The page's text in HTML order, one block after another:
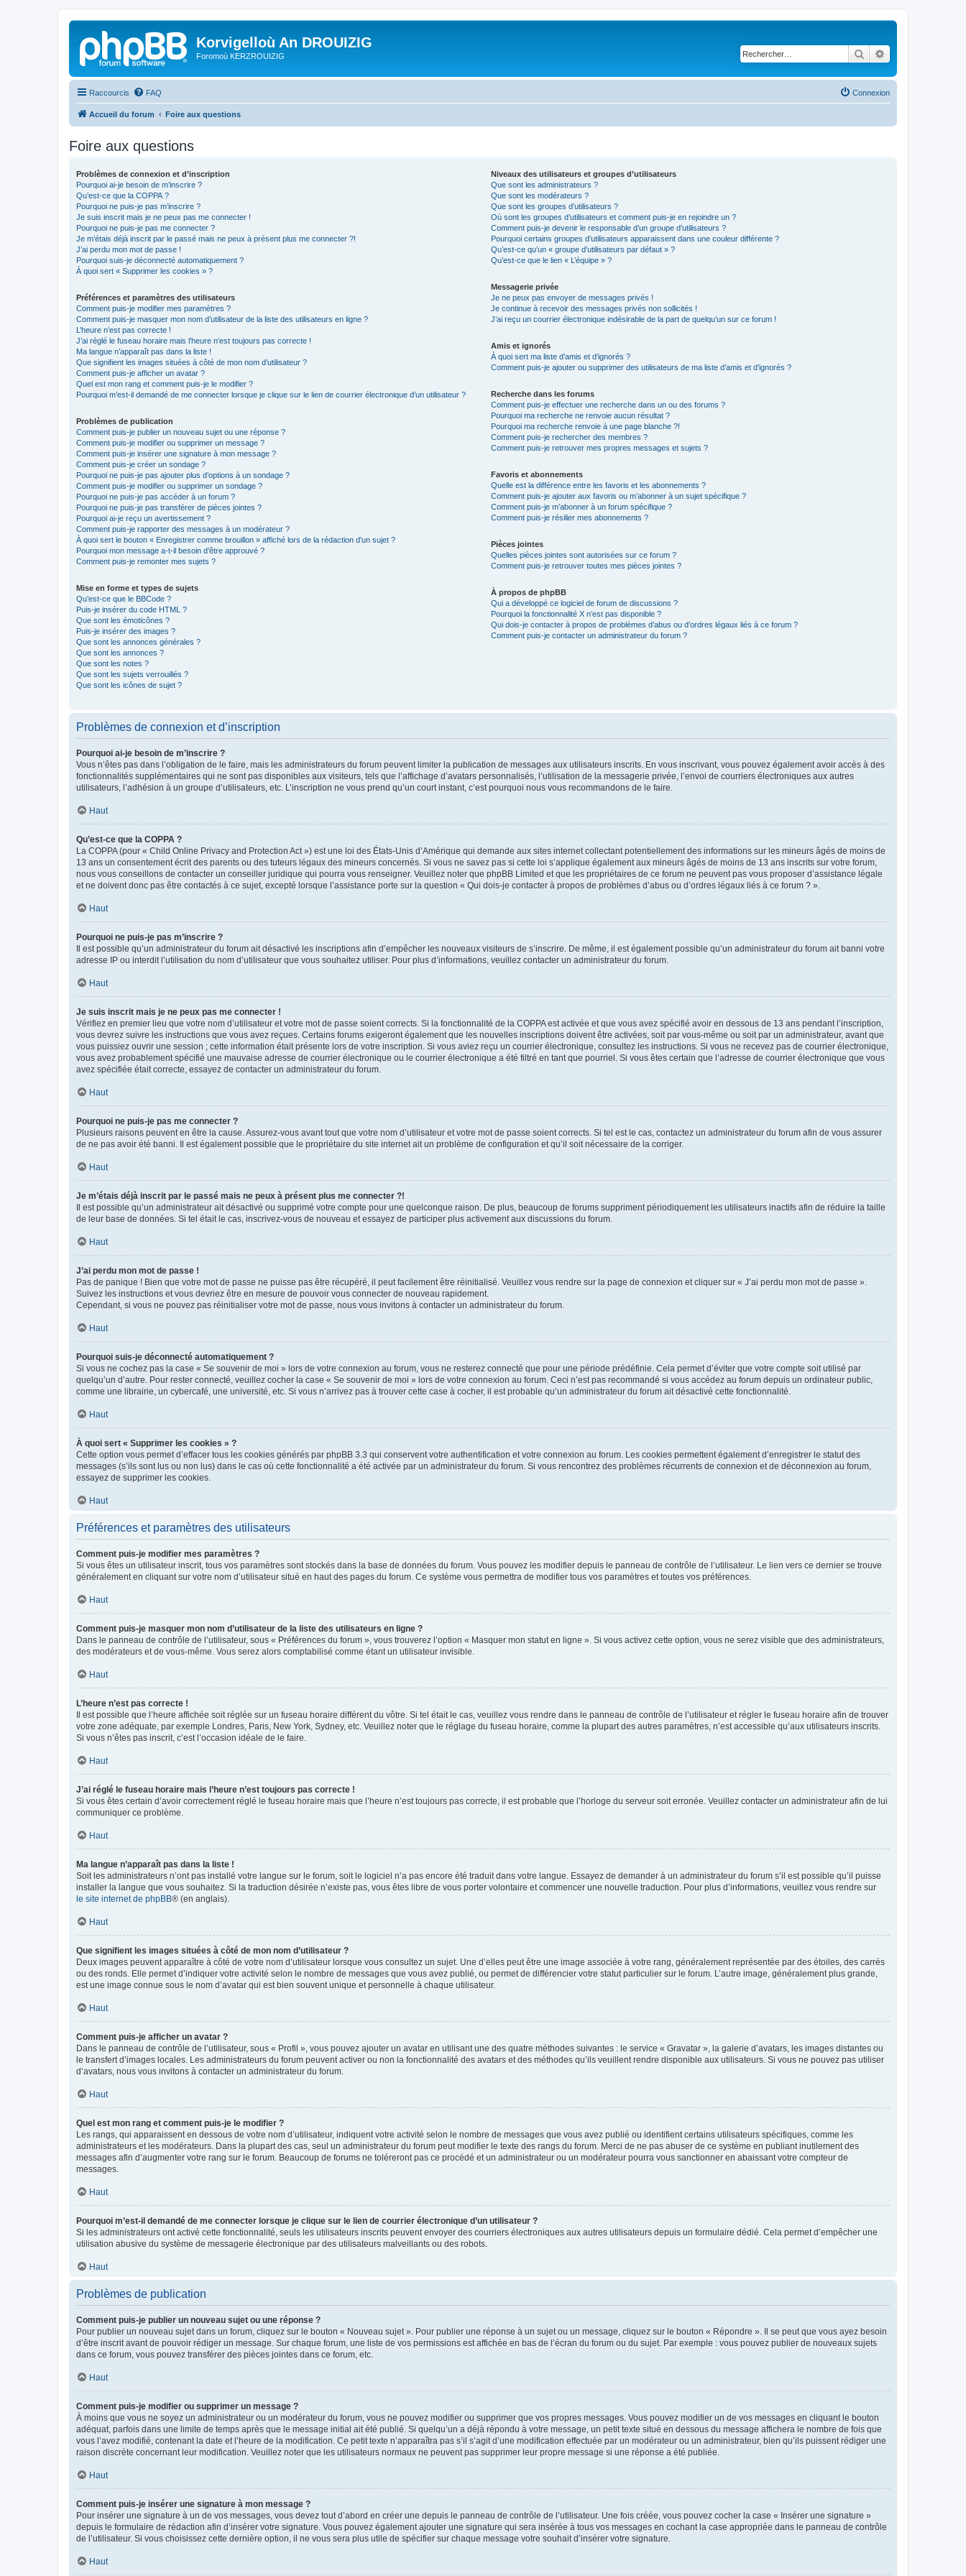
Korvigelloù An DROUIZIG
Foromoù KERZROUIZIG Rechercher
Raccourcis FAQ Connexion
Accueil du forum Foire aux questions
Foire aux questions
Problèmes de connexion et d’inscription
Pourquoi ai-je besoin de m’inscrire ?
Qu’est-ce que la COPPA ?
Pourquoi ne puis-je pas m’inscrire ?
Je suis inscrit mais je ne peux pas me connecter !
Pourquoi ne puis-je pas me connecter ?
Je m’étais déjà inscrit par le passé mais ne peux à présent plus me connecter ?!
J’ai perdu mon mot de passe !
Pourquoi suis-je déconnecté automatiquement ?
À quoi sert « Supprimer les cookies » ?
Préférences et paramètres des utilisateurs
Comment puis-je modifier mes paramètres ?
Comment puis-je masquer mon nom d’utilisateur de la liste des utilisateurs en ligne ?
L’heure n’est pas correcte !
J’ai réglé le fuseau horaire mais l’heure n’est toujours pas correcte !
Ma langue n’apparaît pas dans la liste !
Que signifient les images situées à côté de mon nom d’utilisateur ?
Comment puis-je afficher un avatar ?
Quel est mon rang et comment puis-je le modifier ?
Pourquoi m’est-il demandé de me connecter lorsque je clique sur le lien de courrier électronique d’un utilisateur ?
Problèmes de publication
Comment puis-je publier un nouveau sujet ou une réponse ?
Comment puis-je modifier ou supprimer un message ?
Comment puis-je insérer une signature à mon message ?
Comment puis-je créer un sondage ?
Pourquoi ne puis-je pas ajouter plus d’options à un sondage ?
Comment puis-je modifier ou supprimer un sondage ?
Pourquoi ne puis-je pas accéder à un forum ?
Pourquoi ne puis-je pas transférer de pièces jointes ?
Pourquoi ai-je reçu un avertissement ?
Comment puis-je rapporter des messages à un modérateur ?
À quoi sert le bouton « Enregistrer comme brouillon » affiché lors de la rédaction d’un sujet ?
Pourquoi mon message a-t-il besoin d’être approuvé ?
Comment puis-je remonter mes sujets ?
Mise en forme et types de sujets
Qu’est-ce que le BBCode ?
Puis-je insérer du code HTML ?
Que sont les émoticônes ?
Puis-je insérer des images ?
Que sont les annonces générales ?
Que sont les annonces ?
Que sont les notes ?
Que sont les sujets verrouillés ?
Que sont les icônes de sujet ?
Niveaux des utilisateurs et groupes d’utilisateurs
Que sont les administrateurs ?
Que sont les modérateurs ?
Que sont les groupes d’utilisateurs ?
Où sont les groupes d’utilisateurs et comment puis-je en rejoindre un ?
Comment puis-je devenir le responsable d’un groupe d’utilisateurs ?
Pourquoi certains groupes d’utilisateurs apparaissent dans une couleur différente ?
Qu’est-ce qu’un « groupe d’utilisateurs par défaut » ?
Qu’est-ce que le lien « L’équipe » ?
Messagerie privée
Je ne peux pas envoyer de messages privés !
Je continue à recevoir des messages privés non sollicités !
J’ai reçu un courrier électronique indésirable de la part de quelqu’un sur ce forum !
Amis et ignorés
À quoi sert ma liste d’amis et d’ignorés ?
Comment puis-je ajouter ou supprimer des utilisateurs de ma liste d’amis et d’ignorés ?
Recherche dans les forums
Comment puis-je effectuer une recherche dans un ou des forums ?
Pourquoi ma recherche ne renvoie aucun résultat ?
Pourquoi ma recherche renvoie à une page blanche ?!
Comment puis-je rechercher des membres ?
Comment puis-je retrouver mes propres messages et sujets ?
Favoris et abonnements
Quelle est la différence entre les favoris et les abonnements ?
Comment puis-je ajouter aux favoris ou m’abonner à un sujet spécifique ?
Comment puis-je m’abonner à un forum spécifique ?
Comment puis-je résilier mes abonnements ?
Pièces jointes
Quelles pièces jointes sont autorisées sur ce forum ?
Comment puis-je retrouver toutes mes pièces jointes ?
À propos de phpBB
Qui a développé ce logiciel de forum de discussions ?
Pourquoi la fonctionnalité X n’est pas disponible ?
Qui dois-je contacter à propos de problèmes d’abus ou d’ordres légaux liés à ce forum ?
Comment puis-je contacter un administrateur du forum ?
Problèmes de connexion et d’inscription
Pourquoi ai-je besoin de m’inscrire ?
Vous n’êtes pas dans l’obligation de le faire, mais les administrateurs du forum peuvent limiter la publication de messages aux utilisateurs inscrits. En vous inscrivant, vous pouvez également avoir accès à des
fonctionnalités supplémentaires qui ne sont pas disponibles aux visiteurs, tels que l’affichage d’avatars personnalisés, l’utilisation de la messagerie privée, l’envoi de courriers électroniques aux autres
utilisateurs, l’adhésion à un groupe d’utilisateurs, etc. L’inscription ne vous prend qu’un court instant, c’est pourquoi nous vous recommandons de le faire.
Haut
Qu’est-ce que la COPPA ?
La COPPA (pour « Child Online Privacy and Protection Act ») est une loi des États-Unis d’Amérique qui demande aux sites internet collectant potentiellement des informations sur les mineurs âgés de moins de
13 ans un consentement écrit des parents ou des tuteurs légaux des mineurs concernés. Si vous ne savez pas si cette loi s’applique également aux mineurs âgés de moins de 13 ans inscrits sur votre forum,
nous vous conseillons de contacter un conseiller juridique qui pourra vous renseigner. Veuillez noter que phpBB Limited et que les propriétaires de ce forum ne peuvent pas vous proposer d’assistance légale
et ne doivent donc pas être contactés à ce sujet, excepté lorsque l’assistance porte sur la question « Qui dois-je contacter à propos de problèmes d’abus ou d’ordres légaux liés à ce forum ? ».
Haut
Pourquoi ne puis-je pas m’inscrire ?
Il est possible qu’un administrateur du forum ait désactivé les inscriptions afin d’empêcher les nouveaux visiteurs de s’inscrire. De même, il est également possible qu’un administrateur du forum ait banni votre
adresse IP ou interdit l’utilisation du nom d’utilisateur que vous souhaitez utiliser. Pour plus d’informations, veuillez contacter un administrateur du forum.
Haut
Je suis inscrit mais je ne peux pas me connecter !
Vérifiez en premier lieu que votre nom d’utilisateur et votre mot de passe soient corrects. Si la fonctionnalité de la COPPA est activée et que vous avez spécifié avoir en dessous de 13 ans pendant l’inscription,
vous devrez suivre les instructions que vous avez reçues. Certains forums exigeront également que les nouvelles inscriptions doivent être activées, soit par vous-même ou soit par un administrateur, avant que
vous puissiez ouvrir une session ; cette information était présente lors de votre inscription. Si vous aviez reçu un courrier électronique, consultez les instructions. Si vous ne recevez pas de courrier électronique,
vous avez probablement spécifié une mauvaise adresse de courrier électronique ou le courrier électronique a été filtré en tant que pourriel. Si vous êtes certain que l’adresse de courrier électronique que vous
avez spécifiée était correcte, essayez de contacter un administrateur du forum.
Haut
Pourquoi ne puis-je pas me connecter ?
Plusieurs raisons peuvent en être la cause. Assurez-vous avant tout que votre nom d’utilisateur et votre mot de passe soient corrects. Si tel est le cas, contactez un administrateur du forum afin de vous assurer
de ne pas avoir été banni. Il est également possible que le propriétaire du site internet ait un problème de configuration et qu’il soit nécessaire de la corriger.
Haut
Je m’étais déjà inscrit par le passé mais ne peux à présent plus me connecter ?!
Il est possible qu’un administrateur ait désactivé ou supprimé votre compte pour une quelconque raison. De plus, beaucoup de forums suppriment périodiquement les utilisateurs inactifs afin de réduire la taille
de leur base de données. Si tel était le cas, inscrivez-vous de nouveau et essayez de participer plus activement aux discussions du forum.
Haut
J’ai perdu mon mot de passe !
Pas de panique ! Bien que votre mot de passe ne puisse pas être récupéré, il peut facilement être réinitialisé. Veuillez vous rendre sur la page de connexion et cliquer sur « J’ai perdu mon mot de passe ».
Suivez les instructions et vous devriez être en mesure de pouvoir vous connecter de nouveau rapidement.
Cependant, si vous ne pouvez pas réinitialiser votre mot de passe, nous vous invitons à contacter un administrateur du forum.
Haut
Pourquoi suis-je déconnecté automatiquement ?
Si vous ne cochez pas la case « Se souvenir de moi » lors de votre connexion au forum, vous ne resterez connecté que pour une période prédéfinie. Cela permet d’éviter que votre compte soit utilisé par
quelqu’un d’autre. Pour rester connecté, veuillez cocher la case « Se souvenir de moi » lors de votre connexion au forum. Ceci n’est pas recommandé si vous accédez au forum depuis un ordinateur public,
comme une librairie, un cybercafé, une université, etc. Si vous n’arrivez pas à trouver cette case à cocher, il est probable qu’un administrateur du forum ait désactivé cette fonctionnalité.
Haut
À quoi sert « Supprimer les cookies » ?
Cette option vous permet d’effacer tous les cookies générés par phpBB 3.3 qui conservent votre authentification et votre connexion au forum. Les cookies permettent également d’enregistrer le statut des
messages (s’ils sont lus ou non lus) dans le cas où cette fonctionnalité a été activée par un administrateur du forum. Si vous rencontrez des problèmes récurrents de connexion et de déconnexion au forum,
essayez de supprimer les cookies.
Haut
Préférences et paramètres des utilisateurs
Comment puis-je modifier mes paramètres ?
Si vous êtes un utilisateur inscrit, tous vos paramètres sont stockés dans la base de données du forum. Vous pouvez les modifier depuis le panneau de contrôle de l’utilisateur. Le lien vers ce dernier se trouve
généralement en cliquant sur votre nom d’utilisateur situé en haut des pages du forum. Ce système vous permettra de modifier tous vos paramètres et toutes vos préférences.
Haut
Comment puis-je masquer mon nom d’utilisateur de la liste des utilisateurs en ligne ?
Dans le panneau de contrôle de l’utilisateur, sous « Préférences du forum », vous trouverez l’option « Masquer mon statut en ligne ». Si vous activez cette option, vous ne serez visible que des administrateurs,
des modérateurs et de vous-même. Vous serez alors comptabilisé comme étant un utilisateur invisible.
Haut
L’heure n’est pas correcte !
Il est possible que l’heure affichée soit réglée sur un fuseau horaire différent du vôtre. Si tel était le cas, veuillez vous rendre dans le panneau de contrôle de l’utilisateur et régler le fuseau horaire afin de trouver
votre zone adéquate, par exemple Londres, Paris, New York, Sydney, etc. Veuillez noter que le réglage du fuseau horaire, comme la plupart des autres paramètres, n’est accessible qu’aux utilisateurs inscrits.
Si vous n’êtes pas inscrit, c’est l’occasion idéale de le faire.
Haut
J’ai réglé le fuseau horaire mais l’heure n’est toujours pas correcte !
Si vous êtes certain d’avoir correctement réglé le fuseau horaire mais que l’heure n’est toujours pas correcte, il est probable que l’horloge du serveur soit erronée. Veuillez contacter un administrateur afin de lui
communiquer ce problème.
Haut
Ma langue n’apparaît pas dans la liste !
Soit les administrateurs n’ont pas installé votre langue sur le forum, soit le logiciel n’a pas encore été traduit dans votre langue. Essayez de demander à un administrateur du forum s’il est possible qu’il puisse
installer la langue que vous souhaitez. Si la traduction désirée n’existe pas, vous êtes libre de vous porter volontaire et commencer une nouvelle traduction. Pour plus d’informations, veuillez vous rendre sur
le site internet de phpBB® (en anglais).
Haut
Que signifient les images situées à côté de mon nom d’utilisateur ?
Deux images peuvent apparaître à côté de votre nom d’utilisateur lorsque vous consultez un sujet. Une d’elles peut être une image associée à votre rang, généralement représentée par des étoiles, des carrés
ou des ronds. Elle permet d’indiquer votre activité selon le nombre de messages que vous avez publié, ou permet de différencier votre statut particulier sur le forum. L’autre image, généralement plus grande,
est une image connue sous le nom d’avatar qui est bien souvent unique et personnelle à chaque utilisateur.
Haut
Comment puis-je afficher un avatar ?
Dans le panneau de contrôle de l’utilisateur, sous « Profil », vous pouvez ajouter un avatar en utilisant une des quatre méthodes suivantes : le service « Gravatar », la galerie d’avatars, les images distantes ou
le transfert d’images locales. Les administrateurs du forum peuvent activer ou non la fonctionnalité des avatars et des méthodes qu’ils veuillent rendre disponible aux utilisateurs. Si vous ne pouvez pas utiliser
d’avatars, nous vous invitons à contacter un administrateur du forum.
Haut
Quel est mon rang et comment puis-je le modifier ?
Les rangs, qui apparaissent en dessous de votre nom d’utilisateur, indiquent votre activité selon le nombre de messages que vous avez publié ou identifient certains utilisateurs spécifiques, comme les
administrateurs et les modérateurs. Dans la plupart des cas, seul un administrateur du forum peut modifier le texte des rangs du forum. Merci de ne pas abuser de ce système en publiant inutilement des
messages afin d’augmenter votre rang sur le forum. Beaucoup de forums ne toléreront pas ce procédé et un administrateur ou un modérateur pourra vous sanctionner en abaissant votre compteur de
messages.
Haut
Pourquoi m’est-il demandé de me connecter lorsque je clique sur le lien de courrier électronique d’un utilisateur ?
Si les administrateurs ont activé cette fonctionnalité, seuls les utilisateurs inscrits peuvent envoyer des courriers électroniques aux autres utilisateurs depuis un formulaire dédié. Cela permet d’empêcher une
utilisation abusive du système de messagerie électronique par des utilisateurs malveillants ou des robots.
Haut
Problèmes de publication
Comment puis-je publier un nouveau sujet ou une réponse ?
Pour publier un nouveau sujet dans un forum, cliquez sur le bouton « Nouveau sujet ». Pour publier une réponse à un sujet ou un message, cliquez sur le bouton « Répondre ». Il se peut que vous ayez besoin
d’être inscrit avant de pouvoir rédiger un message. Sur chaque forum, une liste de vos permissions est affichée en bas de l’écran du forum ou du sujet. Par exemple : vous pouvez publier de nouveaux sujets
dans ce forum, vous pouvez transférer des pièces jointes dans ce forum, etc.
Haut
Comment puis-je modifier ou supprimer un message ?
À moins que vous ne soyez un administrateur ou un modérateur du forum, vous ne pouvez modifier ou supprimer que vos propres messages. Vous pouvez modifier un de vos messages en cliquant le bouton
adéquat, parfois dans une limite de temps après que le message initial ait été publié. Si quelqu’un a déjà répondu à votre message, un petit texte situé en dessous du message affichera le nombre de fois que
vous l’avez modifié, contenant la date et l’heure de la modification. Ce petit texte n’apparaîtra pas s’il s’agit d’une modification effectuée par un modérateur ou un administrateur, bien qu’ils puissent rédiger une
raison discrète concernant leur modification. Veuillez noter que les utilisateurs normaux ne peuvent pas supprimer leur propre message si une réponse a été publiée.
Haut
Comment puis-je insérer une signature à mon message ?
Pour insérer une signature à un de vos messages, vous devez tout d’abord en créer une depuis le panneau de contrôle de l’utilisateur. Une fois créée, vous pouvez cocher la case « Insérer une signature »
depuis le formulaire de rédaction afin d’insérer votre signature. Vous pouvez également ajouter une signature qui sera insérée à tous vos messages en cochant la case appropriée dans le panneau de contrôle
de l’utilisateur. Si vous choisissez cette dernière option, il ne vous sera plus utile de spécifier sur chaque message votre souhait d’insérer votre signature.
Haut